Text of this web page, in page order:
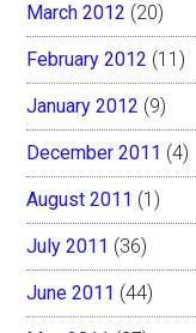
March 2012 (20)
February 2012 (11)
January 2012 (9)
December 2011 (4)
August 2011 (1)
July 2011 (36)
June 2011 (44)